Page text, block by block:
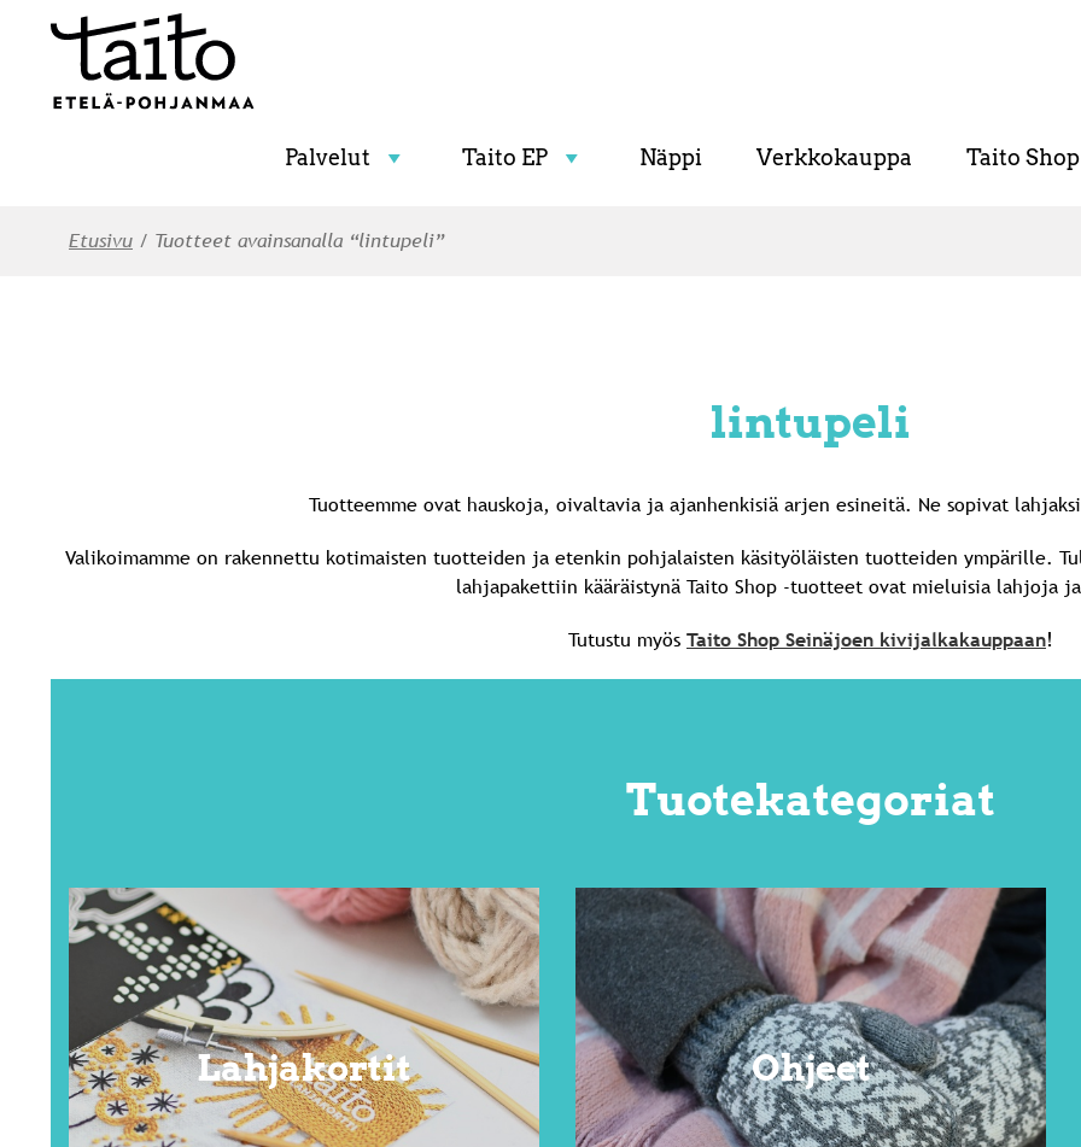
Palvelut Taito EP Näppi Verkkokauppa Taito Shop
Etusivu / Tuotteet avainsanalla “lintupeli”
lintupeli
Tuotteemme ovat hauskoja, oivaltavia ja ajanhenkisiä arjen esineitä. Ne sopivat
Valikoimamme on rakennettu kotimaisten tuotteiden ja etenkin pohjalaisten käsityöläisten tuotteiden ympärille.
lahjapakettiin kääräistynä Taito Shop -tuotteet ovat mieluisia lahjoja
Tutustu myös Taito Shop Seinäjoen kivijalkakauppaan!
Tuotekategoriat
Lahjakortit Ohjeet